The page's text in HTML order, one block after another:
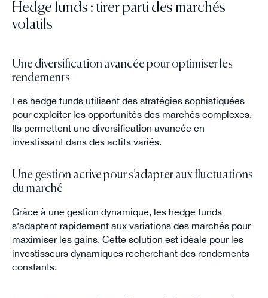
Hedge funds : tirer parti des marchés
volatils
Une diversification avancée pour optimiser les
rendements
Les hedge funds utilisent des stratégies sophistiquées
pour exploiter les opportunités des marchés complexes.
Ils permettent une diversification avancée en
investissant dans des actifs variés.
Une gestion active pour s’adapter aux fluctuations
du marché
Grâce à une gestion dynamique, les hedge funds
s’adaptent rapidement aux variations des marchés pour
maximiser les gains. Cette solution est idéale pour les
investisseurs dynamiques recherchant des rendements
constants.